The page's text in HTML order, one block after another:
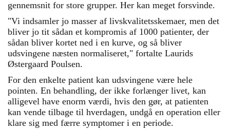
gennemsnit for store grupper. Her kan meget forsvinde.
"Vi indsamler jo masser af livskvalitetsskemaer, men det
bliver jo tit sådan et kompromis af 1000 patienter, der
sådan bliver kortet ned i en kurve, og så bliver
udsvingene næsten normaliseret," fortalte Laurids
Østergaard Poulsen.
For den enkelte patient kan udsvingene være hele
pointen. En behandling, der ikke forlænger livet, kan
alligevel have enorm værdi, hvis den gør, at patienten
kan vende tilbage til hverdagen, undgå en operation eller
klare sig med færre symptomer i en periode.